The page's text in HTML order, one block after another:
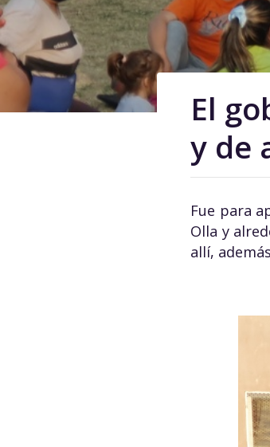
El
y de
Fue para
Olla y
allí,